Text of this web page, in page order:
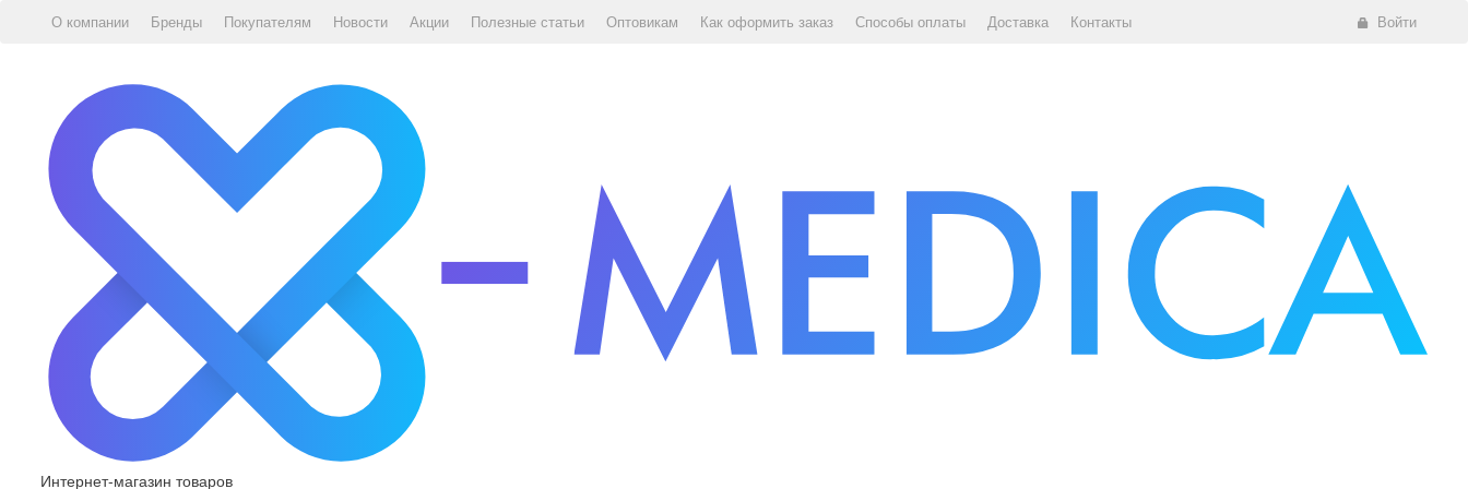
О компании Бренды Покупателям Новости Акции Полезные статьи Оптовикам Как оформить заказ Способы оплаты Доставка Контакты Войти
Интернет-магазин товаров